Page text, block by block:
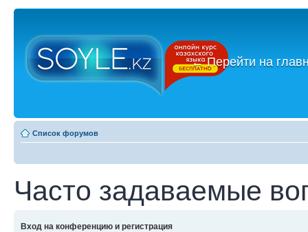
←Перейти на
Список форумов
Часто задаваемые
Вход на конференцию и регистрация